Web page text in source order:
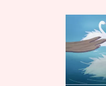
Bibliothèque